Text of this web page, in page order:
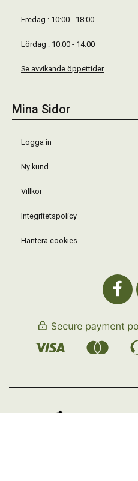
Fredag : 10:00 - 18:00
Lördag : 10:00 - 14:00
Se avvikande öppettider
Mina Sidor
Logga in
Ny kund
Villkor
Integritetspolicy
Hantera cookies